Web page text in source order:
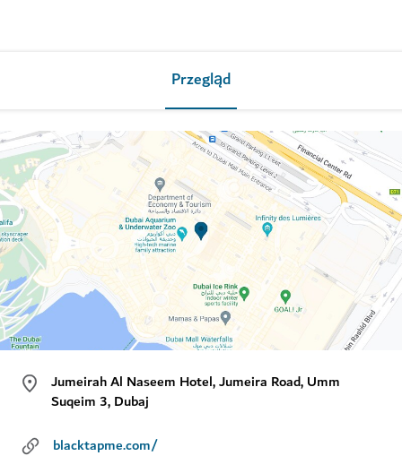
Przegląd
Jumeirah Al Naseem Hotel, Jumeira Road, Umm
Suqeim 3, Dubaj
blacktapme.com/